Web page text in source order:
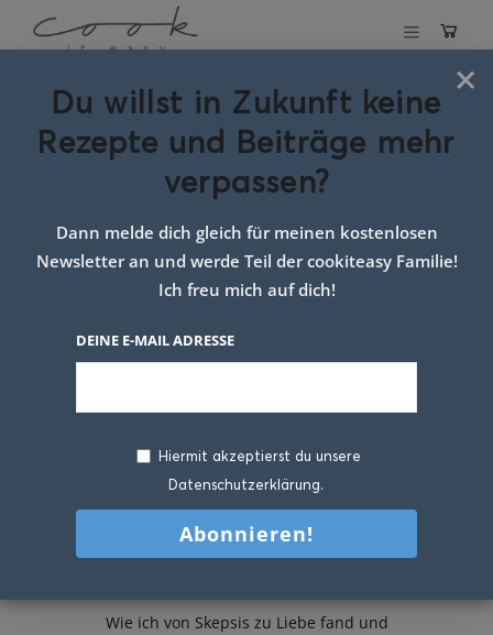
Schlagwort:
süßkartoffel als
beilage
Wie ich von Skepsis zu Liebe fand und
×
Du willst in Zukunft keine
Rezepte und Beiträge mehr
verpassen?
Dann melde dich gleich für meinen kostenlosen
Newsletter an und werde Teil der cookiteasy Familie!
Ich freu mich auf dich!
DEINE E-MAIL ADRESSE
Hiermit akzeptierst du unsere
Datenschutzerklärung.